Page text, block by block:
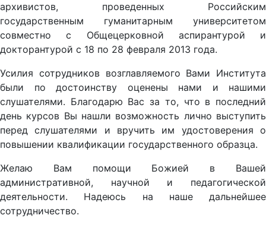
архивистов, проведенных Российским
государственным гуманитарным университетом
совместно с Общецерковной аспирантурой и
докторантурой с 18 по 28 февраля 2013 года.
Усилия сотрудников возглавляемого Вами Института
были по достоинству оценены нами и нашими
слушателями. Благодарю Вас за то, что в последний
день курсов Вы нашли возможность лично выступить
перед слушателями и вручить им удостоверения о
повышении квалификации государственного образца.
Желаю Вам помощи Божией в Вашей
административной, научной и педагогической
деятельности. Надеюсь на наше дальнейшее
сотрудничество.